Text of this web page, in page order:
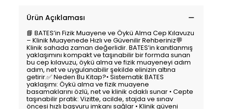
Ürün Açıklaması
📘 BATES’in Fizik Muayene ve Öykü Alma Cep Kılavuzu
– Klinik Muayenede Hızlı ve Güvenilir Rehberiniz💬
Klinik sahada zaman değerlidir. BATES’in kanıtlanmış
yaklaşımını kompakt ve taşınabilir bir formda sunan
bu cep kılavuzu, öykü alma ve fizik muayeneyi adım
adım, net ve uygulanabilir şekilde elinizin altına
getirir.✅ Neden Bu Kitap?• Sistematik BATES
yaklaşımı: Öykü alma ve fizik muayene
basamaklarını özlü, net ve klinik odaklı sunar • Cepte
taşınabilir pratik: Vizitte, acilde, stajda ve sınav
öncesi hızlı başvuru imkanı sağlar • Klinik güveni